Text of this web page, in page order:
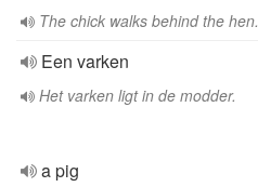
The chick walks behind the hen.
Een varken
Het varken ligt in de modder.
a pig